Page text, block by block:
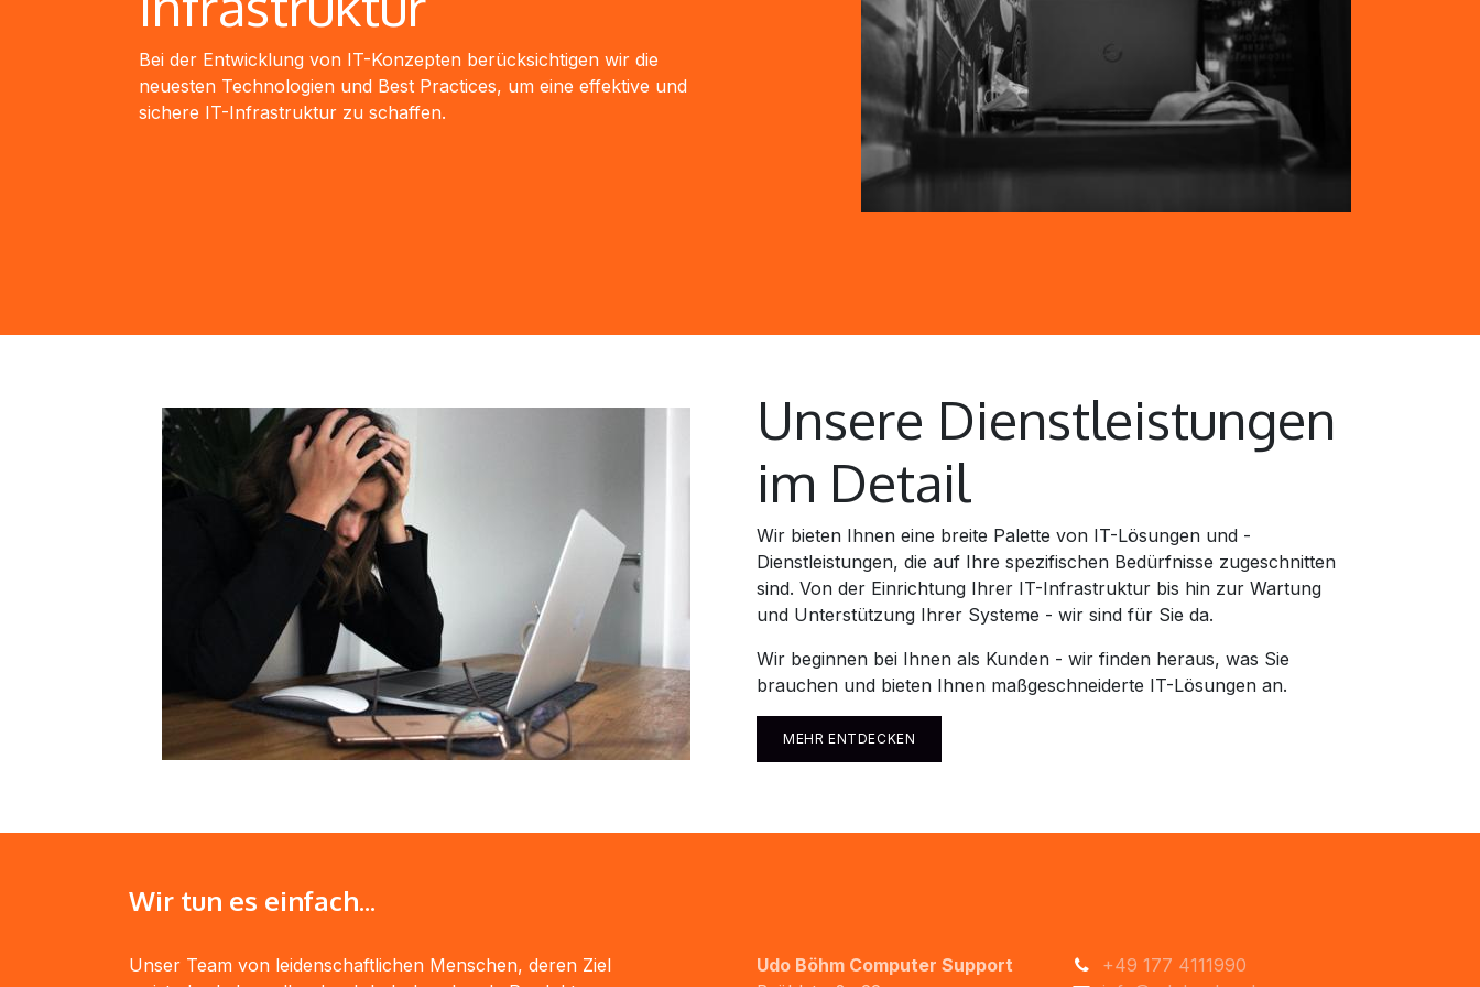
Bei der Entwicklung von IT-Konzepten berücksichtigen wir die
neuesten Technologien und Best Practices, um eine effektive und
sichere IT-Infrastruktur zu schaffen.
Unsere Dienstleistungen
im Detail
Wir bieten Ihnen eine breite Palette von IT-Lösungen und -
Dienstleistungen, die auf Ihre spezifischen Bedürfnisse zugeschnitten
sind. Von der Einrichtung Ihrer IT-Infrastruktur bis hin zur Wartung
und Unterstützung Ihrer Systeme - wir sind für Sie da.
Wir beginnen bei Ihnen als Kunden - wir finden heraus, was Sie
brauchen und bieten Ihnen maßgeschneiderte IT-Lösungen an.
MEHR ENTDECKEN
Wir tun es einfach...
Unser Team von leidenschaftlichen Menschen, deren Ziel
Udo Böhm Computer Support
+49 177 4111990